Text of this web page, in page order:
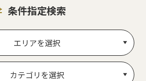
条件指定検索
エリアを選択
カテゴリを選択